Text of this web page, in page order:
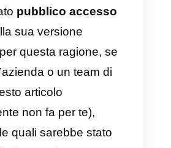
Poiché WhatsApp
sistema di
legato al numero
che uno stesso account
fosse accessibile da